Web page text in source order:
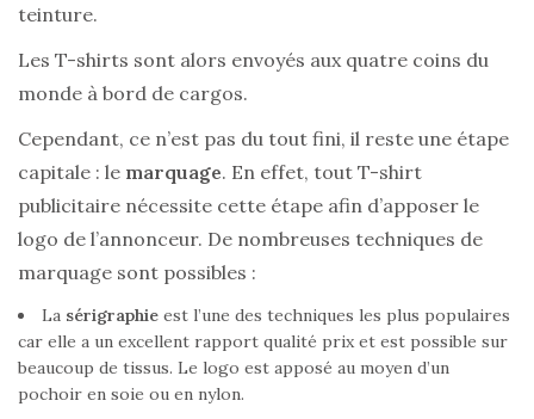
teinture.
Les T-shirts sont alors envoyés aux quatre coins du
monde à bord de cargos.
Cependant, ce n’est pas du tout fini, il reste une étape
capitale : le marquage. En effet, tout T-shirt
publicitaire nécessite cette étape afin d’apposer le
logo de l’annonceur. De nombreuses techniques de
marquage sont possibles :
La sérigraphie est l’une des techniques les plus populaires
car elle a un excellent rapport qualité prix et est possible sur
beaucoup de tissus. Le logo est apposé au moyen d’un
pochoir en soie ou en nylon.